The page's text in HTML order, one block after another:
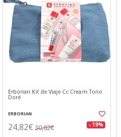
Erborian Kit de Viaje Cc Cream Tono
Doré
ERBORIAN
24,82€ 30,82€ - 19%